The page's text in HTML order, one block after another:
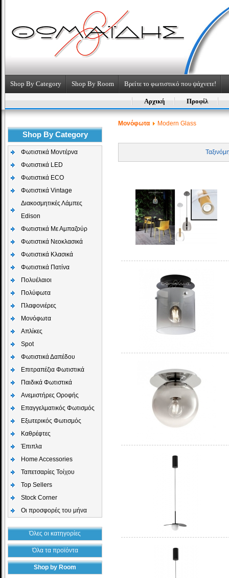
Shop By Category Shop By Room Βρείτε το φωτιστικό που ψάχνετε!
Αρχική Προφίλ
Shop By Category
Φωτιστικά Μοντέρνα
Φωτιστικά LED
Φωτιστικά ECO
Φωτιστικά Vintage
Διακοσμητικές Λάμπες
Edison
Φωτιστικά Με Αμπαζούρ
Φωτιστικά Νεοκλασικά
Φωτιστικά Κλασικά
Φωτιστικά Πατίνα
Πολυέλαιοι
Πολύφωτα
Πλαφονιέρες
Μονόφωτα
Απλίκες
Spot
Φωτιστικά Δαπέδου
Επιτραπέζια Φωτιστικά
Παιδικά Φωτιστικά
Aνεμιστήρες Οροφής
Επαγγελματικός Φωτισμός
Εξωτερικός Φωτισμός
Καθρέφτες
Έπιπλα
Home Accessories
Ταπετσαρίες Τοίχου
Top Sellers
Stock Corner
Οι προσφορές του μήνα
Όλες οι κατηγορίες
Όλα τα προϊόντα
Shop by Room
Μονόφωτα Modern Glass